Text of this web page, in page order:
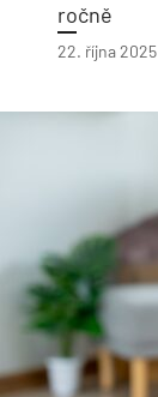
ročně
22. října 2025